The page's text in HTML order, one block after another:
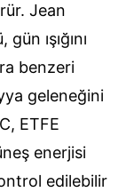
Jean
ışığını
benzeri
geleneğini
ETFE
enerjisi
edilebilir